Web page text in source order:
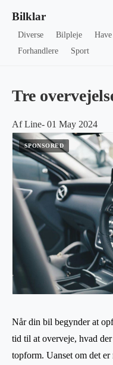
Bilklar
Diverse Bilpleje Have
Forhandlere
Sport
Tre
Af Line- 01 May 2024
Når din bil begynder at
tid til at overveje, hvad
topform. Uanset om det